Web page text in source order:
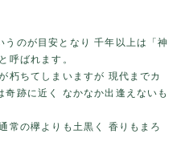
うのが目安となり 千年以上は「神
呼ばれます。
朽ちてしまいますが 現代までカ
跡に近く なかなか出逢えないも
常の欅よりも土黒く 香りもまろ